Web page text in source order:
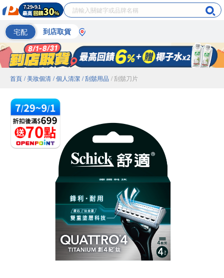
宅配 到店取貨
首頁 / 美妝個清 / 個人清潔 / 刮鬍用品 / 刮鬍刀片